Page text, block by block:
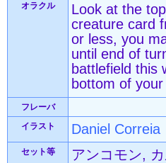
オラクル
Look at the
creature card
or less, you
until end of
battlefield this
bottom of
フレーバ
イラスト
Daniel Correia
セット等 アンコモン,